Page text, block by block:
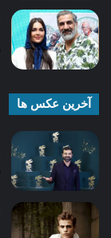
آخرین عکس ها